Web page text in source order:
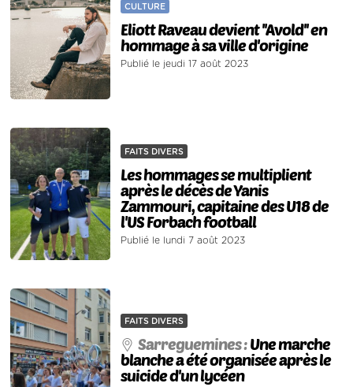
CULTURE
Eliott Raveau devient ''Avold'' en
hommage à sa ville d'origine
Publié le jeudi 17 août 2023
FAITS DIVERS
Les hommages se multiplient
après le décès de Yanis
Zammouri, capitaine des U18 de
l'US Forbach football
Publié le lundi 7 août 2023
FAITS DIVERS
Sarreguemines :Une marche
blanche a été organisée après le
suicide d'un lycéen